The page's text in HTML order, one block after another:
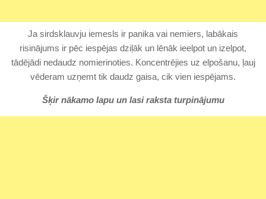
Ja sirdsklauvju iemesls ir panika vai nemiers, labākais
risinājums ir pēc iespējas dziļāk un lēnāk ieelpot un izelpot,
tādējādi nedaudz nomierinoties. Koncentrējies uz elpošanu, ļauj
vēderam uzņemt tik daudz gaisa, cik vien iespējams.
Šķir nākamo lapu un lasi raksta turpinājumu